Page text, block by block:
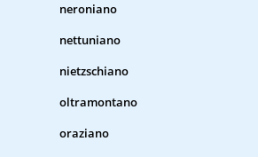
neroniano
nettuniano
nietzschiano
oltramontano
oraziano